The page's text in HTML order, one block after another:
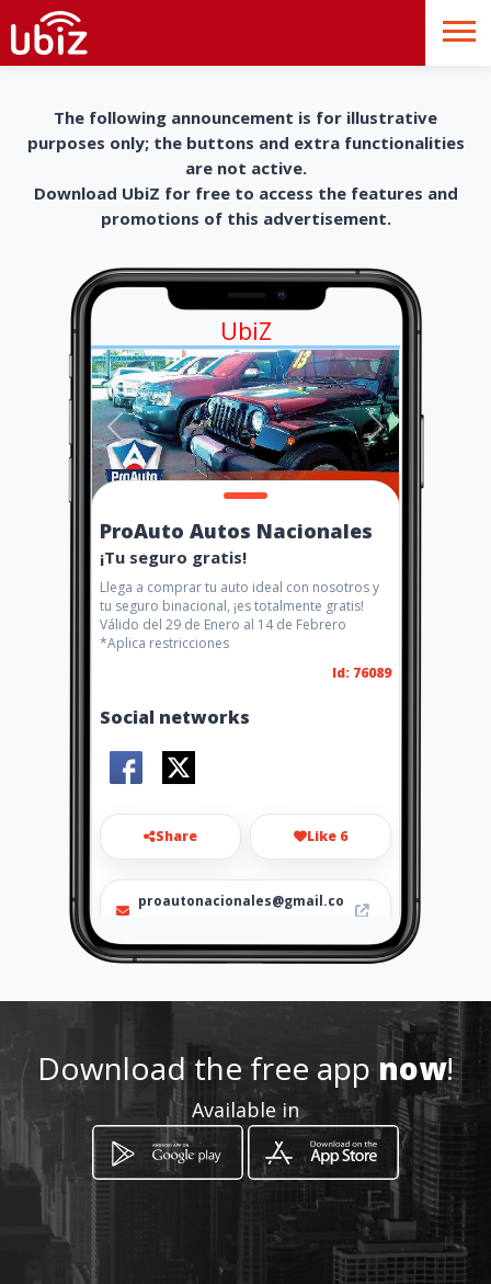
The following announcement is for illustrative
purposes only; the buttons and extra functionalities
are not active.
Download UbiZ for free to access the features and
promotions of this advertisement.
UbiZ
ProAuto Autos Nacionales
¡Tu seguro gratis!
Llega a comprar tu auto ideal con nosotros y
tu seguro binacional, ¡es totalmente gratis!
Válido del 29 de Enero al 14 de Febrero
*Aplica restricciones
Id: 76089
Social networks
Share Like 6
proautonacionales@gmail.co
http://www.amarillasinternet
.com/proautomxl/
Location -
Download the free appnow!
Available in